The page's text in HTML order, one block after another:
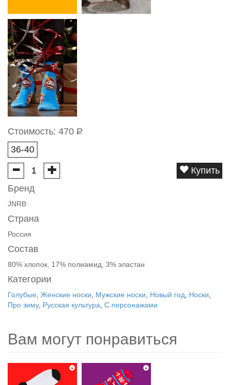
Стоимость: 470 Р
36-40
Купить
Бренд
JNRB
Страна
Россия
Состав
80% хлопок, 17% полиамид, 3% эластан
Категории
Голубые Женские носки Мужские носки Новый год Носки
Про зиму, Русская культура С персонажами
Вам могут понравиться